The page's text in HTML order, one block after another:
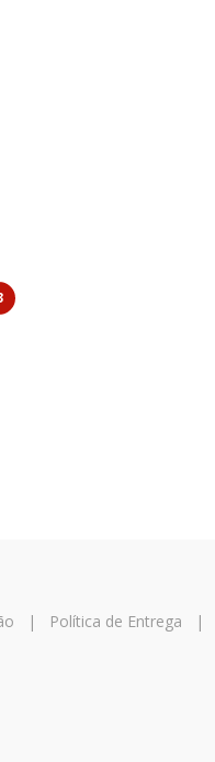
| Política de Entrega |